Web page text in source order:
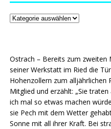
Ostrach – Bereits zum zweiten
seiner Werkstatt im Ried die
Hohenzollern zum alljährlichen
Mitglied und erzählt: „Sie
ich mal so etwas machen
sie Pech mit dem Wetter
Sonne mit all ihrer Kraft. Bei